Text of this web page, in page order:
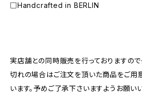
□Handcrafted in BERLIN
実店舗との同時販売を行っておりますので
切れの場合はご注文を頂いた商品をご用
います。予めご了承下さいますようお願い